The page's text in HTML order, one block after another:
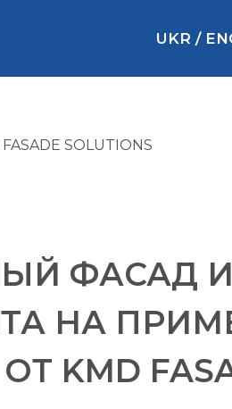
UKR /
SOLUTIONS
ФАСАД
НА
KMD